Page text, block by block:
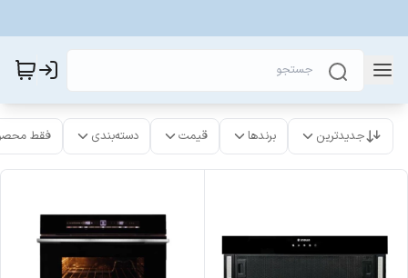
جدیدترین برندها قیمت دسته‌بندی فقط